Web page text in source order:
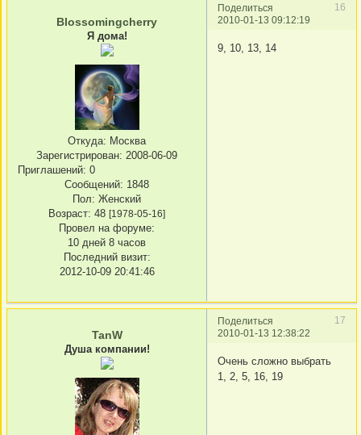
Поделиться
16
2010-01-13 09:12:19
Blossomingcherry
Я дома!
Откуда: Москва
Зарегистрирован: 2008-06-09
Приглашений: 0
Сообщений: 1848
Пол: Женский
Возраст: 48 [1978-05-16]
Провел на форуме:
10 дней 8 часов
Последний визит:
2012-10-09 20:41:46
9, 10, 13, 14
Поделиться
17
2010-01-13 12:38:22
TanW
Душа компании!
Очень сложно выбрать
1, 2, 5, 16, 19